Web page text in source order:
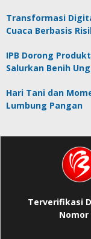
Transformasi
Cuaca Berbasis
IPB Dorong
Salurkan Benih
Hari Tani dan
Lumbung Pangan
Terverifikasi
Nomor